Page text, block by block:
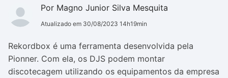
Por Magno Junior Silva Mesquita
Atualizado em 30/08/2023 14h19min
Rekordbox é uma ferramenta desenvolvida pela
Pionner. Com ela, os DJS podem montar
discotecagem utilizando os equipamentos da empresa